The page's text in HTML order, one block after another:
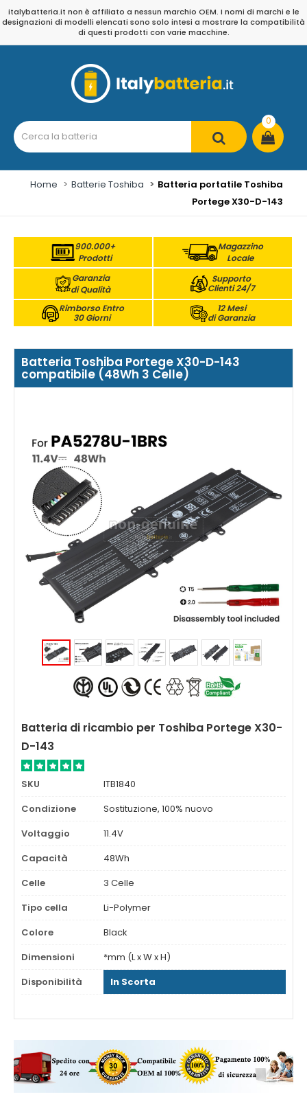
italybatteria.it non è affiliato a nessun marchio OEM. I nomi di marchi e le
designazioni di modelli elencati sono solo intesi a mostrare la compatibilità
di questi prodotti con varie macchine.
0
Home Batterie Toshiba
Batteria portatile Toshiba
Portege X30-D-143
900.000+
Prodotti
Magazzino
Locale
Garanzia
di Qualità
Supporto
Clienti 24/7
Rimborso Entro
30 Giorni
12 Mesi
di Garanzia
Batteria Toshiba Portege X30-D-143
compatibile (48Wh 3 Celle)
Batteria di ricambio per Toshiba Portege X30-
D-143
SKU
ITB1840
Condizione
Sostituzione, 100% nuovo
Voltaggio
11.4V
Capacità
48Wh
Celle
3 Celle
Tipo cella
Li-Polymer
Colore
Black
Dimensioni
*mm (L x W x H)
Disponibilità
In Scorta